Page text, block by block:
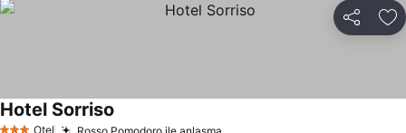
Paylaş
Otel Rosso Pomodoro ile anlaşma
Hotel Sorriso